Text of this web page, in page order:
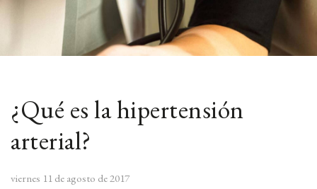
¿Qué es la hipertensión
arterial?
viernes 11 de agosto de 2017